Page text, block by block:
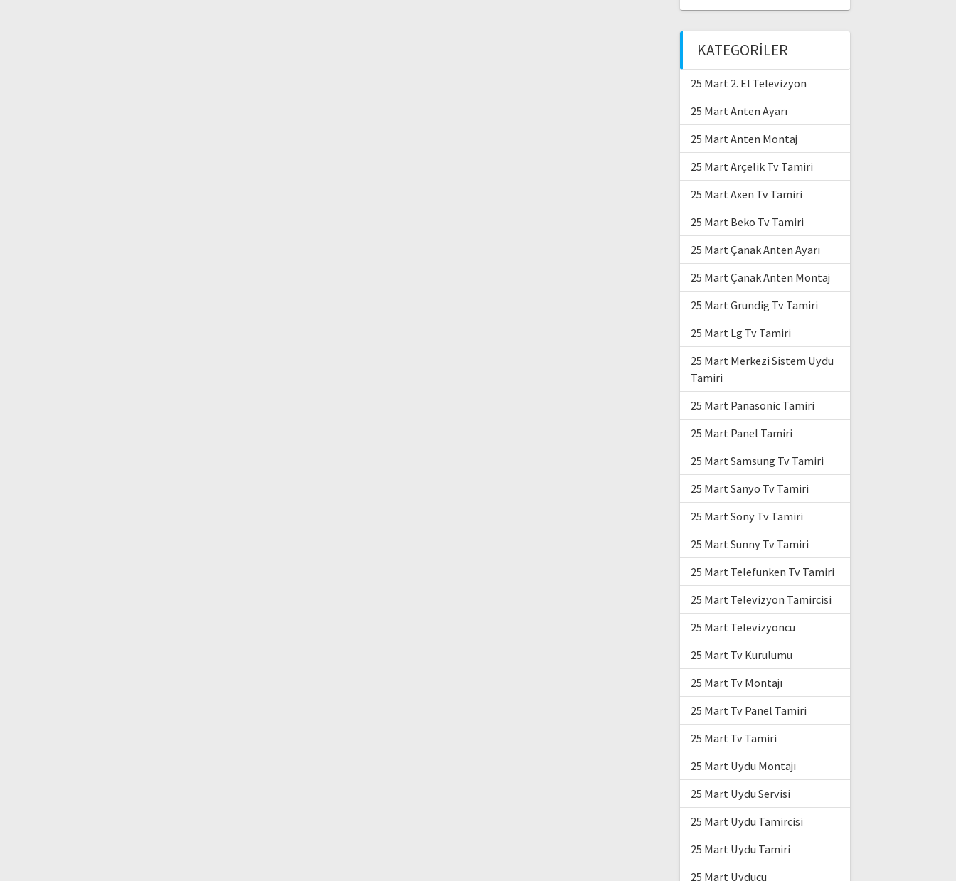
KATEGORILER
25 Mart 2. El Televizyon
25 Mart Anten Ayarı
25 Mart Anten Montaj
25 Mart Arçelik Tv Tamiri
25 Mart Axen Tv Tamiri
25 Mart Beko Tv Tamiri
25 Mart Çanak Anten Ayarı
25 Mart Çanak Anten Montaj
25 Mart Grundig Tv Tamiri
25 Mart Lg Tv Tamiri
25 Mart Merkezi Sistem Uydu
Tamiri
25 Mart Panasonic Tamiri
25 Mart Panel Tamiri
25 Mart Samsung Tv Tamiri
25 Mart Sanyo Tv Tamiri
25 Mart Sony Tv Tamiri
25 Mart Sunny Tv Tamiri
25 Mart Telefunken Tv Tamiri
25 Mart Televizyon Tamircisi
25 Mart Televizyoncu
25 Mart Tv Kurulumu
25 Mart Tv Montajı
25 Mart Tv Panel Tamiri
25 Mart Tv Tamiri
25 Mart Uydu Montajı
25 Mart Uydu Servisi
25 Mart Uydu Tamircisi
25 Mart Uydu Tamiri
25 Mart Uyducu